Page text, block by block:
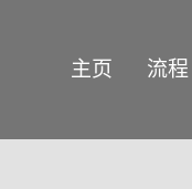
主页 流程